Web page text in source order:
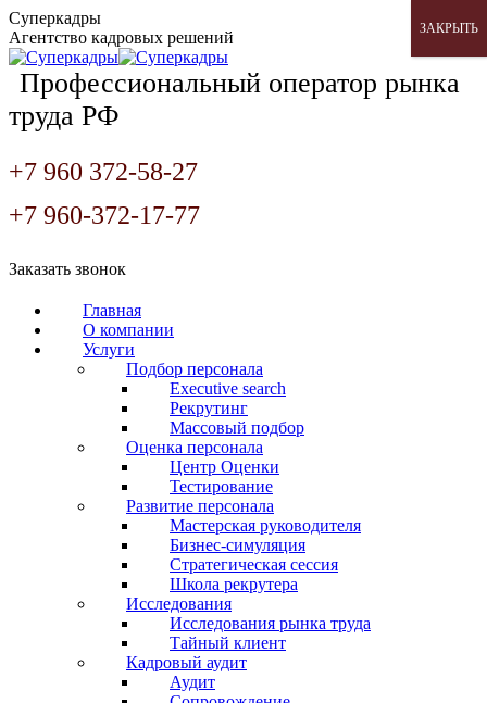
Перейти
к
содержанию
Суперкадры
Агентство кадровых решений
Профессиональный оператор рынка
труда РФ
+7 960 372-58-27
+7 960-372-17-77
Страница
открывается
Страница
открывается
Страница
открывается
Заказать звонок
Главная
О компании
Услуги
Подбор персонала
Executive search
Рекрутинг
Массовый подбор
Оценка персонала
Центр Оценки
Тестирование
Развитие персонала
Мастерская руководителя
Бизнес-симуляция
Стратегическая сессия
Школа рекрутера
Исследования
Исследования рынка труда
Тайный клиент
Кадровый аудит
Аудит
ЗАКРЫТЬ